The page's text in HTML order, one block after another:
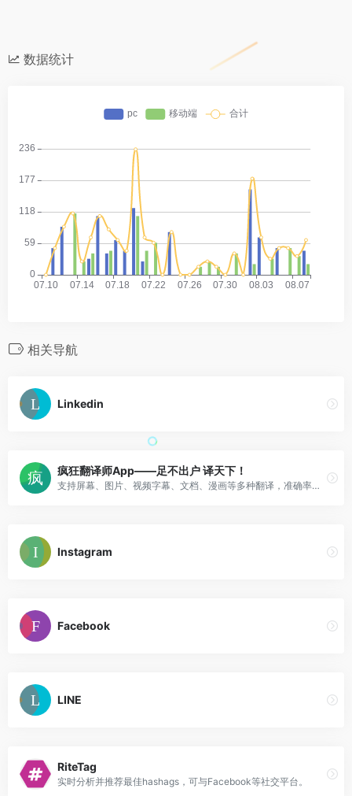
数据统计
相关导航
Linkedin
疯狂翻译师App——足不出户 译天下！
支持屏幕、图片、视频字幕、文档、漫画等多种翻译，准确率高，操作简单。具备实时截图翻译、拍照翻译等功能。
Instagram
Facebook
LINE
RiteTag
实时分析并推荐最佳hashags，可与Facebook等社交平台。